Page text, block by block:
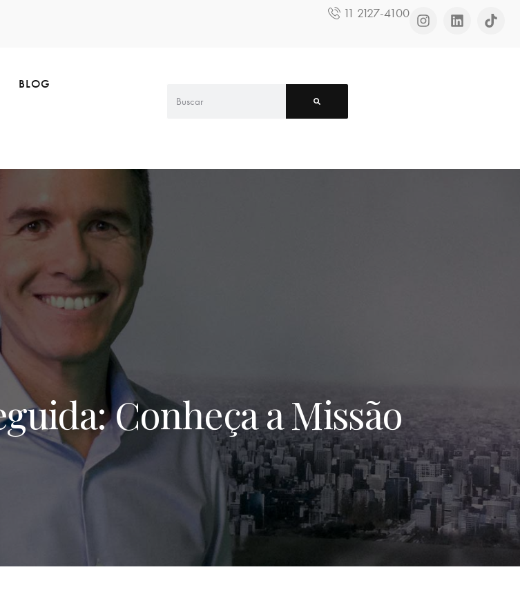
11 2127-4100
BLOG
Conheça a Missão